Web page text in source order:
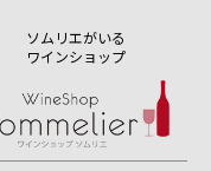
ソムリエがいる
ワインショップ